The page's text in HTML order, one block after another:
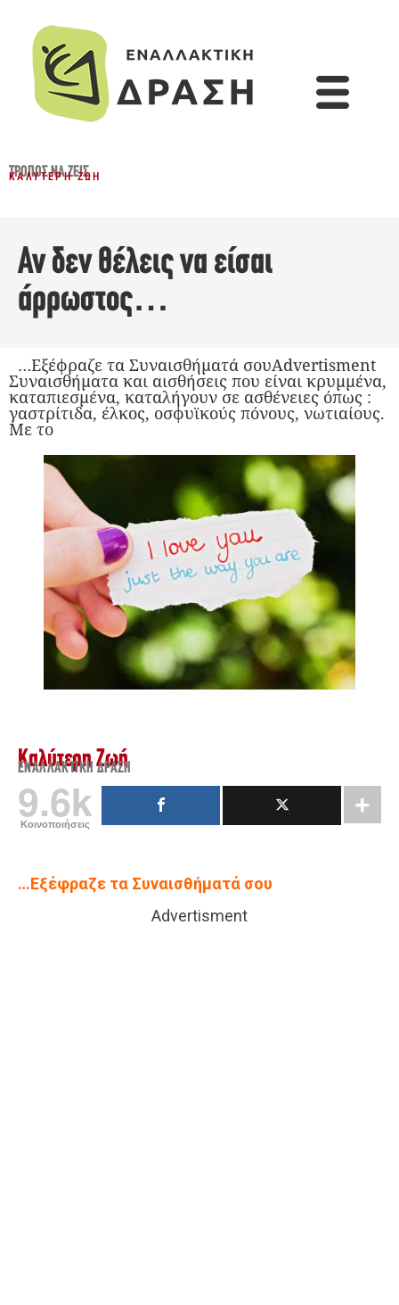
ΤΡΌΠΟΣ ΝΑ ΖΕΙΣ
ΚΑΛΎΤΕΡΗ ΖΩΉ
Αν δεν θέλεις να είσαι
άρρωστος…
…Εξέφραζε τα Συναισθήματά σουAdvertisment
Συναισθήματα και αισθήσεις που είναι κρυμμένα,
καταπιεσμένα, καταλήγουν σε ασθένειες όπως :
γαστρίτιδα, έλκος, οσφυϊκούς πόνους, νωτιαίους.
Με το
Καλύτερη Ζωή
ΕΝΑΛΛΑΚΤΙΚΉ ΔΡΆΣΗ
9.6k
Κοινοποιήσεις
…Εξέφραζε τα Συναισθήματά σου
Advertisment